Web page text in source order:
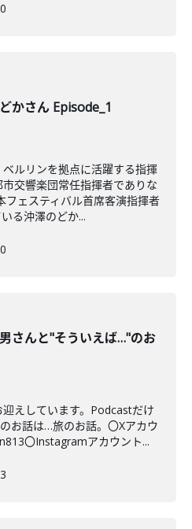
かさん Episode_1
ルリンを拠点に活躍する指揮
交響楽団常任指揮者でありな
フェスティバル首席客演指揮者
る沖澤のどか...
さんと"そういえば…"のお
えしています。Podcastだけ
お話は…旅のお話。〇Xアカウ
〇Instagramアカウント...